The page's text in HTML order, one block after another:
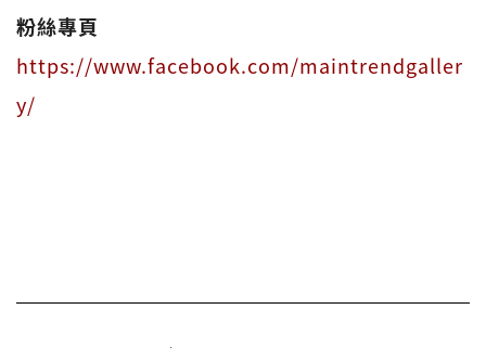
粉絲專頁
https://www.facebook.com/maintrendgaller
y/